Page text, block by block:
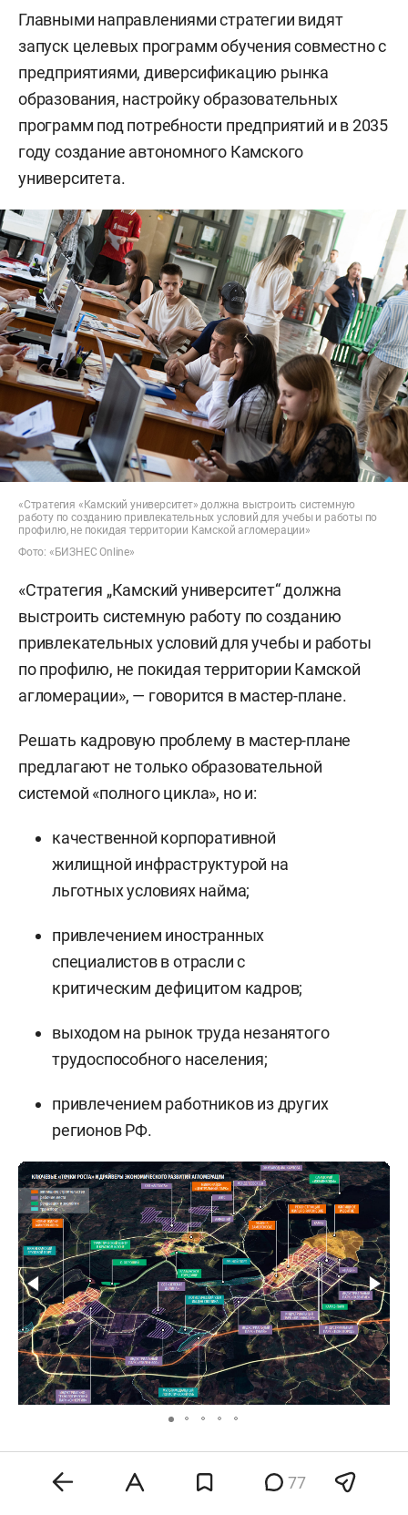
Главными направлениями стратегии видят
запуск целевых программ обучения совместно с
предприятиями, диверсификацию рынка
образования, настройку образовательных
программ под потребности предприятий и в 2035
году создание автономного Камского
университета.
«Стратегия «Камский университет» должна выстроить системную
работу по созданию привлекательных условий для учебы и работы по
профилю, не покидая территории Камской агломерации»
Фото: «БИЗНЕС Online»
«Стратегия „Камский университет“ должна
выстроить системную работу по созданию
привлекательных условий для учебы и работы
по профилю, не покидая территории Камской
агломерации», — говорится в мастер-плане.
Решать кадровую проблему в мастер-плане
предлагают не только образовательной
системой «полного цикла», но и:
качественной корпоративной
жилищной инфраструктурой на
льготных условиях найма;
привлечением иностранных
специалистов в отрасли с
критическим дефицитом кадров;
выходом на рынок труда незанятого
трудоспособного населения;
привлечением работников из других
регионов РФ.
Повышать конкурентоспособность Камской
агломерации предлагают за счет синергии
77